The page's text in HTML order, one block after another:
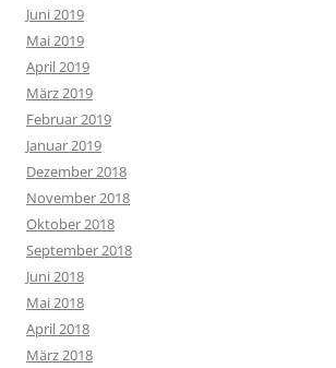
Juni 2019
Mai 2019
April 2019
März 2019
Februar 2019
Januar 2019
Dezember 2018
November 2018
Oktober 2018
September 2018
Juni 2018
Mai 2018
April 2018
März 2018